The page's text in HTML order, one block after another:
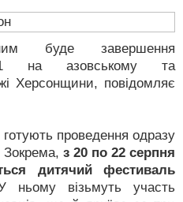
буде завершення
на азовському та
Херсонщини, повідомляє
проведення одразу
Зокрема, з 20 по 22 серпня
дитячий фестиваль
ньому візьмуть участь